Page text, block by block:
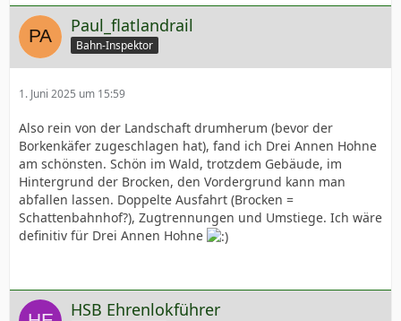
Paul_flatlandrail
Bahn-Inspektor
1. Juni 2025 um 15:59
Also rein von der Landschaft drumherum (bevor der
Borkenkäfer zugeschlagen hat), fand ich Drei Annen Hohne
am schönsten. Schön im Wald, trotzdem Gebäude, im
Hintergrund der Brocken, den Vordergrund kann man
abfallen lassen. Doppelte Ausfahrt (Brocken =
Schattenbahnhof?), Zugtrennungen und Umstiege. Ich wäre
definitiv für Drei Annen Hohne
HSB Ehrenlokführer